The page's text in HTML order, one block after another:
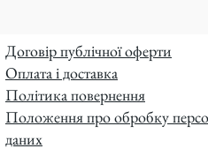
Договір публічної оферти
Оплата і доставка
Політика повернення
Положення про обробку
даних